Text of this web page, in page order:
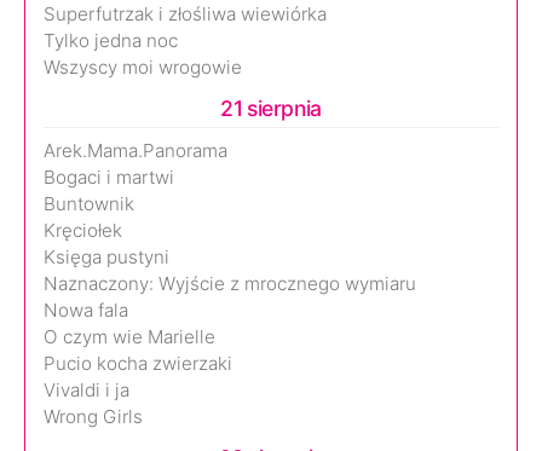
Superfutrzak i złośliwa wiewiórka
Tylko jedna noc
Wszyscy moi wrogowie
21 sierpnia
Arek.Mama.Panorama
Bogaci i martwi
Buntownik
Kręciołek
Księga pustyni
Naznaczony: Wyjście z mrocznego wymiaru
Nowa fala
O czym wie Marielle
Pucio kocha zwierzaki
Vivaldi i ja
Wrong Girls